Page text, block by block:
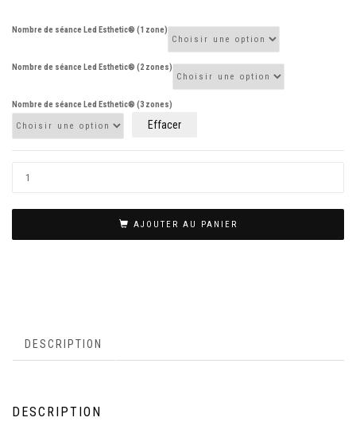
Nombre de séance Led Esthetic® (1 zone)
Nombre de séance Led Esthetic® (2 zones)
Nombre de séance Led Esthetic® (3 zones)
Effacer
AJOUTER AU PANIER
DESCRIPTION
DESCRIPTION